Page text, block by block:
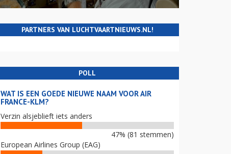
PARTNERS VAN LUCHTVAARTNIEUWS.NL!
POLL
WAT IS EEN GOEDE NIEUWE NAAM VOOR AIR
FRANCE-KLM?
Verzin alsjeblieft iets anders
47% (81 stemmen)
European Airlines Group (EAG)